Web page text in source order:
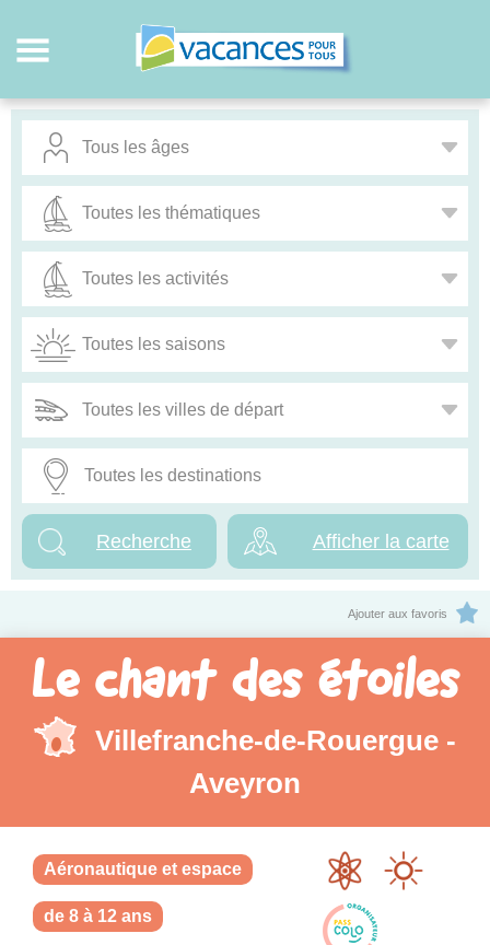
Afficher la carte
Ajouter aux favoris
Le chant des étoiles
Villefranche-de-Rouergue -
Aveyron
Aéronautique et espace
de 8 à 12 ans